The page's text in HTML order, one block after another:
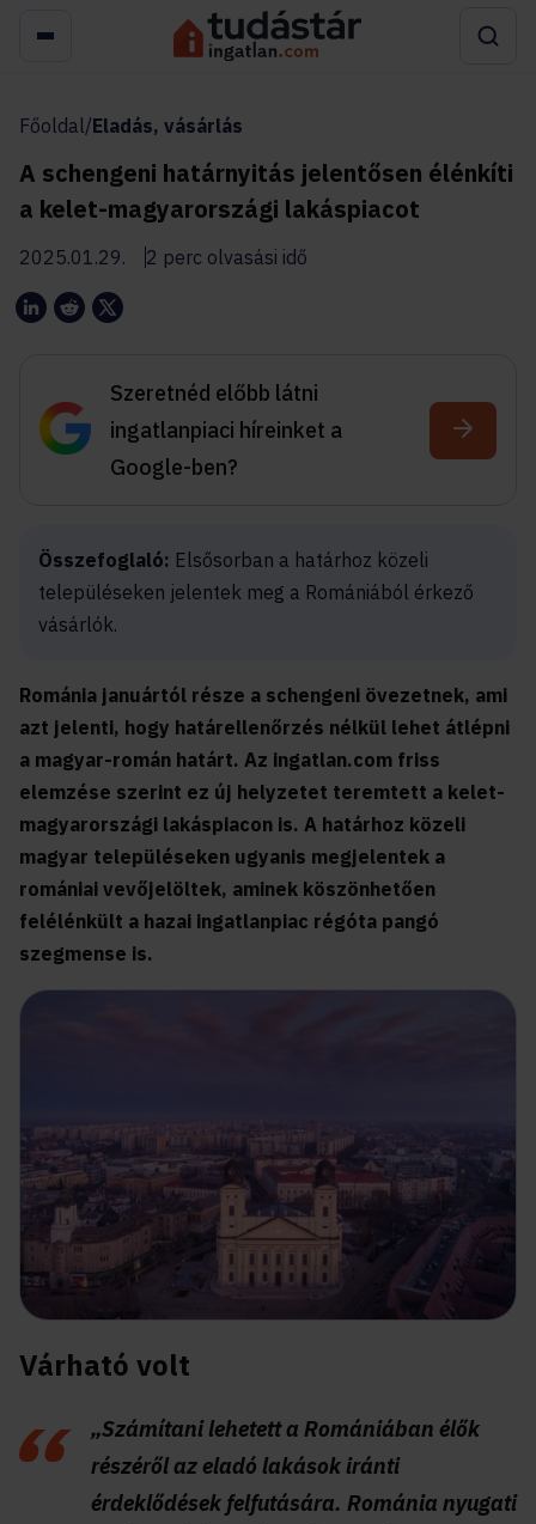
Főoldal/Eladás, vásárlás
A schengeni határnyitás jelentősen élénkíti
a kelet-magyarországi lakáspiacot
2025.01.29. 2 perc olvasási idő
Szeretnéd előbb látni
ingatlanpiaci híreinket a
Google-ben?
Összefoglaló: Elsősorban a határhoz közeli
településeken jelentek meg a Romániából érkező
vásárlók.
Románia januártól része a schengeni övezetnek, ami
azt jelenti, hogy határellenőrzés nélkül lehet átlépni
a magyar-román határt. Az ingatlan.com friss
elemzése szerint ez új helyzetet teremtett a kelet-
magyarországi lakáspiacon is. A határhoz közeli
magyar településeken ugyanis megjelentek a
romániai vevőjelöltek, aminek köszönhetően
felélénkült a hazai ingatlanpiac régóta pangó
szegmense is.
Várható volt
„Számítani lehetett a Romániában élők
részéről az eladó lakások iránti
érdeklődések felfutására. Románia nyugati